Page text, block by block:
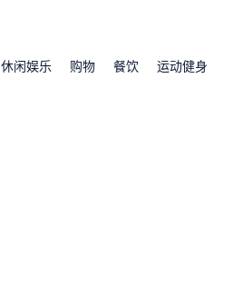
休闲娱乐 购物 餐饮 运动健身